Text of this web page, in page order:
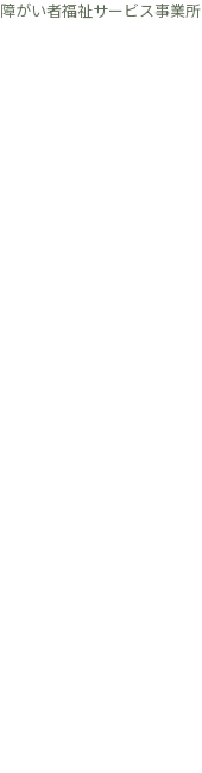
障がい者福祉サービス事業所